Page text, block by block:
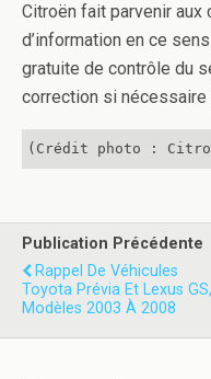
Citroën fait parvenir
d’information en ce
gratuite de contrôle du
correction si nécessaire
(Crédit photo :
Publication Précédente
Rappel De Véhicules
Toyota Prévia Et Lexus GS,
Modèles 2003 À 2008